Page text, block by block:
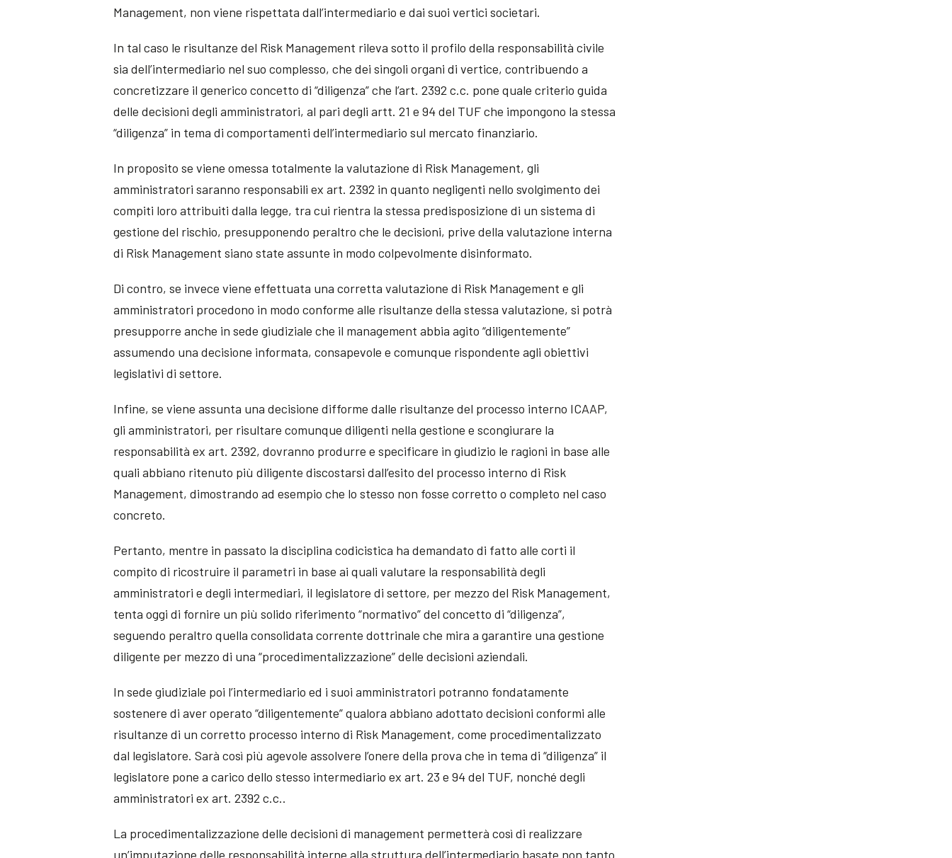
Management, non viene rispettata dall’intermediario e dai suoi vertici societari.
In tal caso le risultanze del Risk Management rileva sotto il profilo della responsabilità civile
sia dell’intermediario nel suo complesso, che dei singoli organi di vertice, contribuendo a
concretizzare il generico concetto di “diligenza” che l’art. 2392 c.c. pone quale criterio guida
delle decisioni degli amministratori, al pari degli artt. 21 e 94 del TUF che impongono la stessa
“diligenza” in tema di comportamenti dell’intermediario sul mercato finanziario.
In proposito se viene omessa totalmente la valutazione di Risk Management, gli
amministratori saranno responsabili ex art. 2392 in quanto negligenti nello svolgimento dei
compiti loro attribuiti dalla legge, tra cui rientra la stessa predisposizione di un sistema di
gestione del rischio, presupponendo peraltro che le decisioni, prive della valutazione interna
di Risk Management siano state assunte in modo colpevolmente disinformato.
Di contro, se invece viene effettuata una corretta valutazione di Risk Management e gli
amministratori procedono in modo conforme alle risultanze della stessa valutazione, si potrà
presupporre anche in sede giudiziale che il management abbia agito “diligentemente”
assumendo una decisione informata, consapevole e comunque rispondente agli obiettivi
legislativi di settore.
Infine, se viene assunta una decisione difforme dalle risultanze del processo interno ICAAP,
gli amministratori, per risultare comunque diligenti nella gestione e scongiurare la
responsabilità ex art. 2392, dovranno produrre e specificare in giudizio le ragioni in base alle
quali abbiano ritenuto più diligente discostarsi dall’esito del processo interno di Risk
Management, dimostrando ad esempio che lo stesso non fosse corretto o completo nel caso
concreto.
Pertanto, mentre in passato la disciplina codicistica ha demandato di fatto alle corti il
compito di ricostruire il parametri in base ai quali valutare la responsabilità degli
amministratori e degli intermediari, il legislatore di settore, per mezzo del Risk Management,
tenta oggi di fornire un più solido riferimento “normativo” del concetto di “diligenza”,
seguendo peraltro quella consolidata corrente dottrinale che mira a garantire una gestione
diligente per mezzo di una “procedimentalizzazione” delle decisioni aziendali.
In sede giudiziale poi l’intermediario ed i suoi amministratori potranno fondatamente
sostenere di aver operato “diligentemente” qualora abbiano adottato decisioni conformi alle
risultanze di un corretto processo interno di Risk Management, come procedimentalizzato
dal legislatore. Sarà così più agevole assolvere l’onere della prova che in tema di “diligenza” il
legislatore pone a carico dello stesso intermediario ex art. 23 e 94 del TUF, nonché degli
amministratori ex art. 2392 c.c..
La procedimentalizzazione delle decisioni di management permetterà così di realizzare
un’imputazione delle responsabilità interne alla struttura dell’intermediario basate non tanto